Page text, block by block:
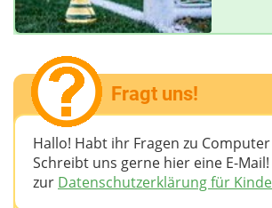
Fragt uns!
Hallo! Habt ihr Fragen zu
Schreibt uns gerne hier eine E-
zur Datenschutzerklärung für